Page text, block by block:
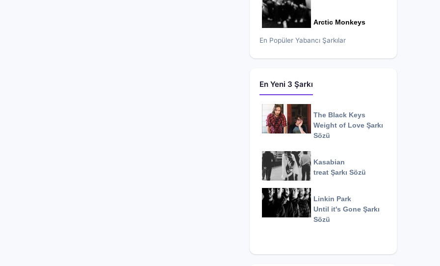
Arctic Monkeys
En Popüler Yabancı Şarkılar
En Yeni 3 Şarkı
The Black Keys
Weight of Love Şarkı
Sözü
Kasabian
treat Şarkı Sözü
Linkin Park
Until it's Gone Şarkı
Sözü